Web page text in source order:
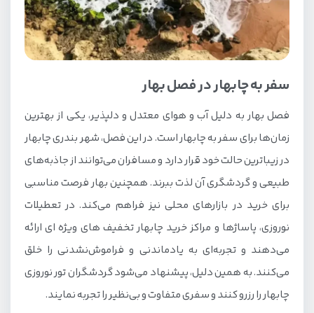
سفر به چابهار در فصل بهار
فصل بهار به دلیل آب و هوای معتدل و دلپذیر، یکی از بهترین
زمان‌ها برای سفر به چابهار است. در این فصل، شهر بندری چابهار
در زیباترین حالت خود قرار دارد و مسافران می‌توانند از جاذبه‌های
طبیعی و گردشگری آن لذت ببرند. همچنین بهار فرصت مناسبی
برای خرید در بازارهای محلی نیز فراهم می‌کند. در تعطیلات
نوروزی، پاساژها و مراکز خرید چابهار تخفیف های ویژه ای ارائه
می‌دهند و تجربه‌ای به یادماندنی و فراموش‌نشدنی را خلق
می‌کنند. به همین دلیل، پیشنهاد می‌شود گردشگران تور نوروزی
چابهار را رزرو کنند و سفری متفاوت و بی‌نظیر را تجربه نمایند.